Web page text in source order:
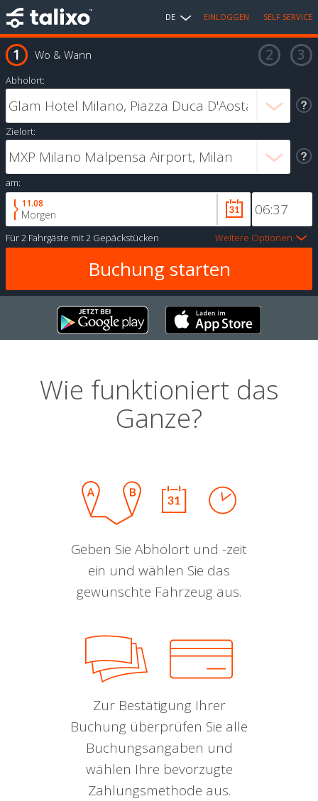
DE EINLOGGEN SELF SERVICE
Wo & Wann
Abholort:
Zielort:
am:
11.08
Morgen
Für2 Fahrgäste mit2 Gepäckstücken Weitere Optionen
Wie funktioniert das
Ganze?
Geben Sie Abholort und -zeit
ein und wählen Sie das
gewünschte Fahrzeug aus.
Zur Bestätigung Ihrer
Buchung überprüfen Sie alle
Buchungsangaben und
wählen Ihre bevorzugte
Zahlungsmethode aus.